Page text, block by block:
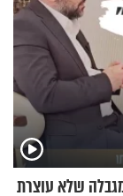
שלא עוצרת